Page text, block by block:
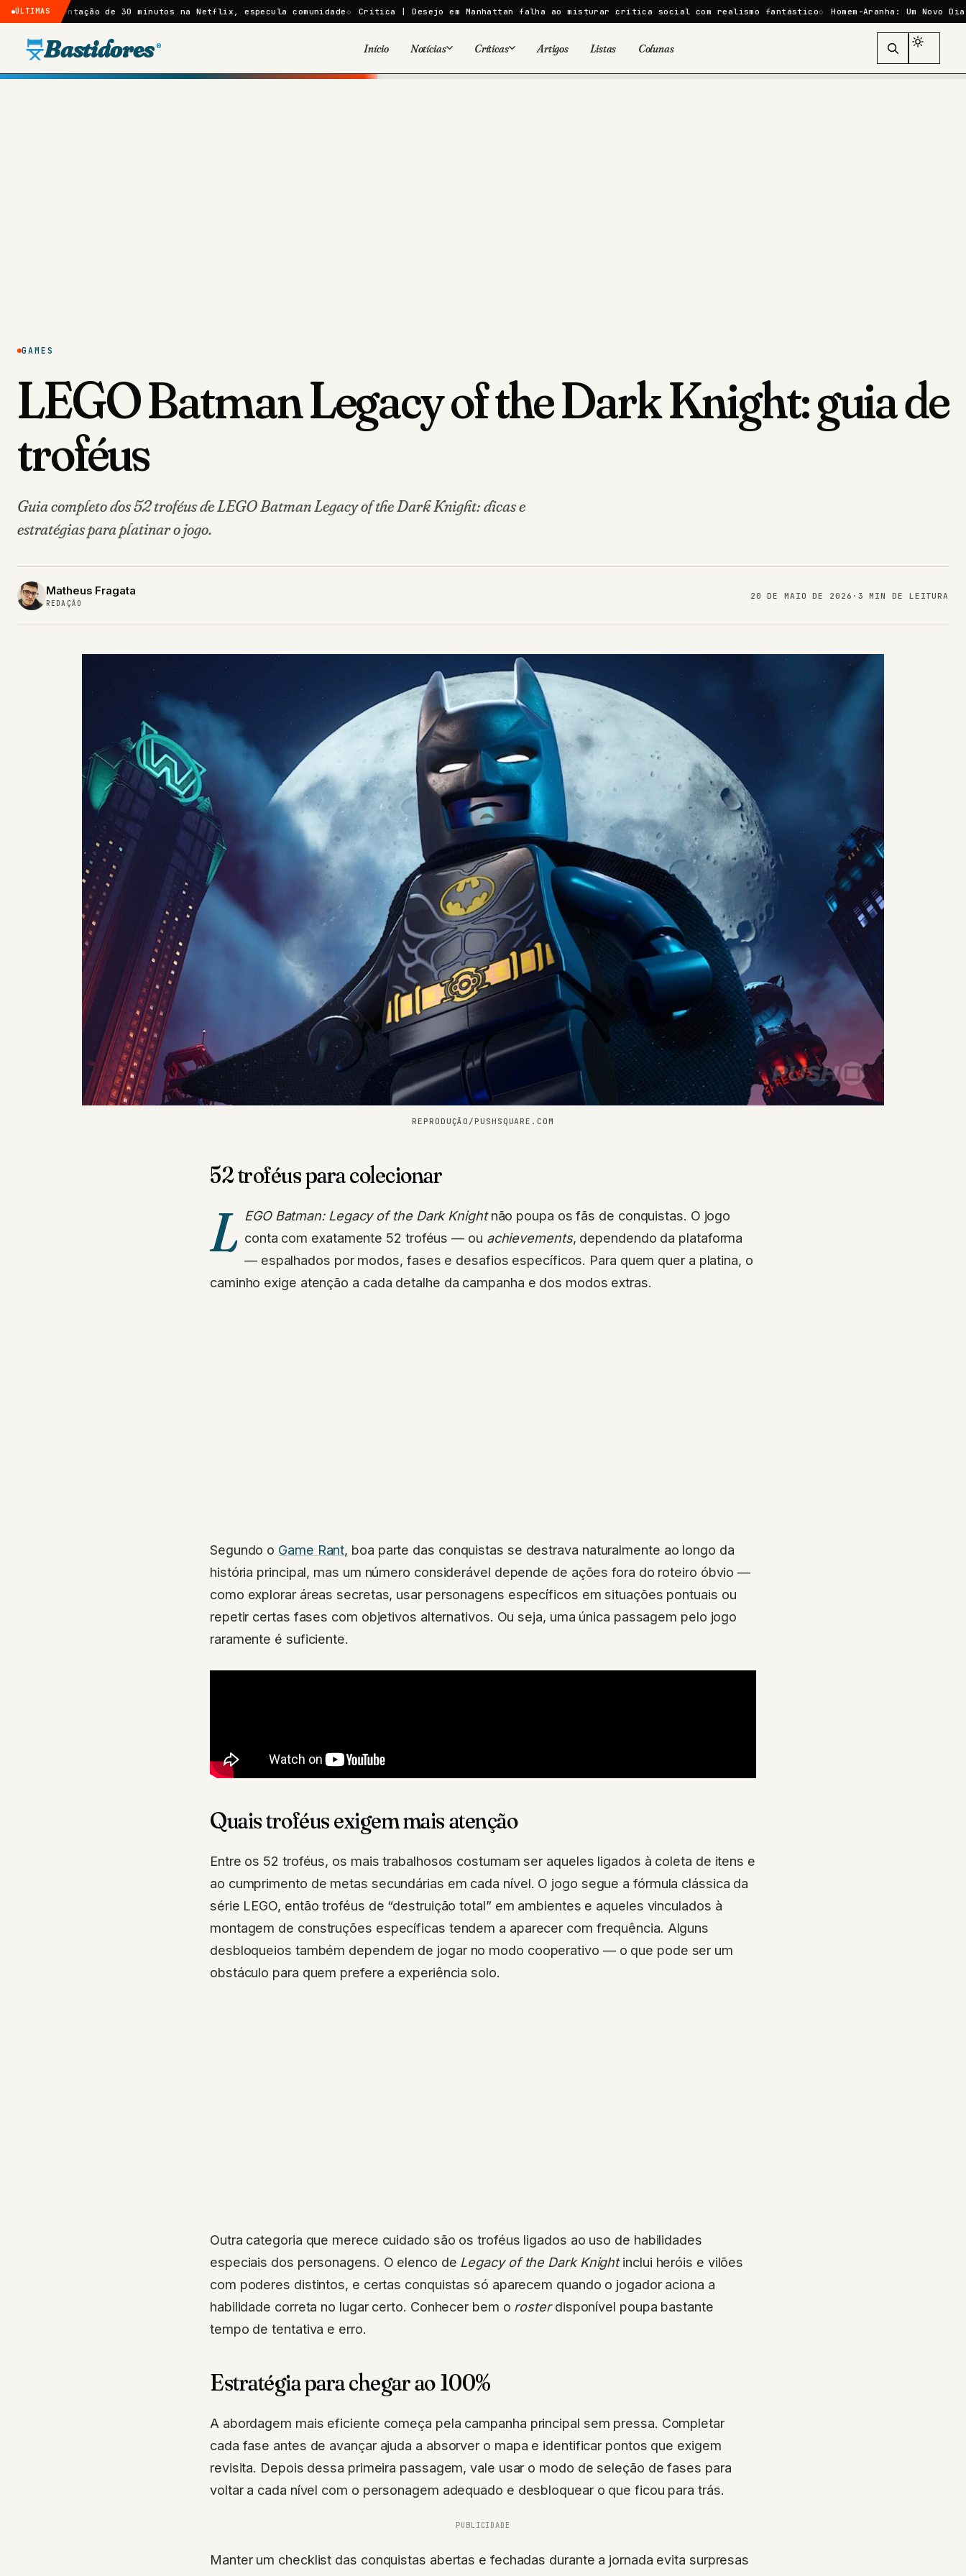
ÚLTIMASde 30 minutos na Netflix, especula comunidade Crítica | Desejo em Manhattan falha ao misturar crítica social com realismo fantástico Homem-Aranha: Um Novo Dia mira
Bastidores ® Início Notícias
Viral
Críticas Artigos Listas Colunas
GAMES
LEGO Batman Legacy of the Dark Knight: guia de
troféus
Guia completo dos 52 troféus de LEGO Batman Legacy of the Dark Knight: dicas e
estratégias para platinar o jogo.
Matheus Fragata
REDAÇÃO
20 DE MAIO DE 2026 · 3 MIN DE LEITURA
REPRODUÇÃO/PUSHSQUARE.COM
52 troféus para colecionar
L EGO Batman: Legacy of the Dark Knightnão poupa os fãs de conquistas. O jogo
conta com exatamente 52 troféus — ou achievements, dependendo da plataforma
— espalhados por modos, fases e desafios específicos. Para quem quer a platina, o
caminho exige atenção a cada detalhe da campanha e dos modos extras.
Segundo o Game Rant, boa parte das conquistas se destrava naturalmente ao longo da
história principal, mas um número considerável depende de ações fora do roteiro óbvio —
como explorar áreas secretas, usar personagens específicos em situações pontuais ou
repetir certas fases com objetivos alternativos. Ou seja, uma única passagem pelo jogo
raramente é suficiente.
Quais troféus exigem mais atenção
Entre os 52 troféus, os mais trabalhosos costumam ser aqueles ligados à coleta de itens e
ao cumprimento de metas secundárias em cada nível. O jogo segue a fórmula clássica da
série LEGO, então troféus de “destruição total” em ambientes e aqueles vinculados à
montagem de construções específicas tendem a aparecer com frequência. Alguns
desbloqueios também dependem de jogar no modo cooperativo — o que pode ser um
obstáculo para quem prefere a experiência solo.
Outra categoria que merece cuidado são os troféus ligados ao uso de habilidades
especiais dos personagens. O elenco de Legacy of the Dark Knightinclui heróis e vilões
com poderes distintos, e certas conquistas só aparecem quando o jogador aciona a
habilidade correta no lugar certo. Conhecer bem o rosterdisponível poupa bastante
tempo de tentativa e erro.
Estratégia para chegar ao 100%
A abordagem mais eficiente começa pela campanha principal sem pressa. Completar
cada fase antes de avançar ajuda a absorver o mapa e identificar pontos que exigem
revisita. Depois dessa primeira passagem, vale usar o modo de seleção de fases para
voltar a cada nível com o personagem adequado e desbloquear o que ficou para trás.
PUBLICIDADE
Manter um checklist das conquistas abertas e fechadas durante a jornada evita surpresas